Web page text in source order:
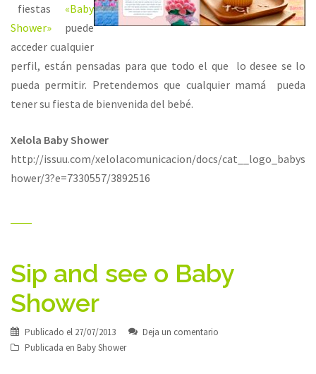
fiestas «Baby
Shower» puede
acceder cualquier
perfil, están pensadas para que todo el que lo desee se lo
pueda permitir. Pretendemos que cualquier mamá pueda
tener su fiesta de bienvenida del bebé.
Xelola Baby Shower
http://issuu.com/xelolacomunicacion/docs/cat__logo_babys
hower/3?e=7330557/3892516
Sip and see o Baby
Shower
Publicado el 27/07/2013
Deja un comentario
Publicada en Baby Shower